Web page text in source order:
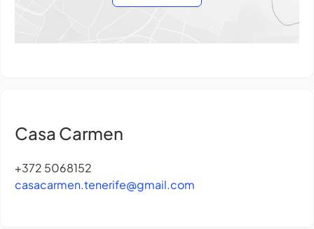
Casa Carmen
+372 5068152
casacarmen.tenerife@gmail.com